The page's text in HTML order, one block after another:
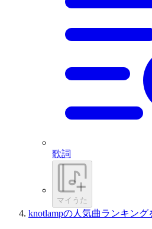
歌詞
マイうた
knotlampの人気曲ランキング